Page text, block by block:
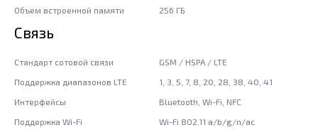
Объем встроенной памяти
256 ГБ
Связь
Стандарт сотовой связи
GSM / HSPA / LTE
Поддержка диапазонов LTE
1, 3, 5, 7, 8, 20, 28, 38, 40, 41
Интерфейсы
Bluetooth, Wi-Fi, NFC
Поддержка Wi-Fi
Wi-Fi 802.11 a/b/g/n/ac